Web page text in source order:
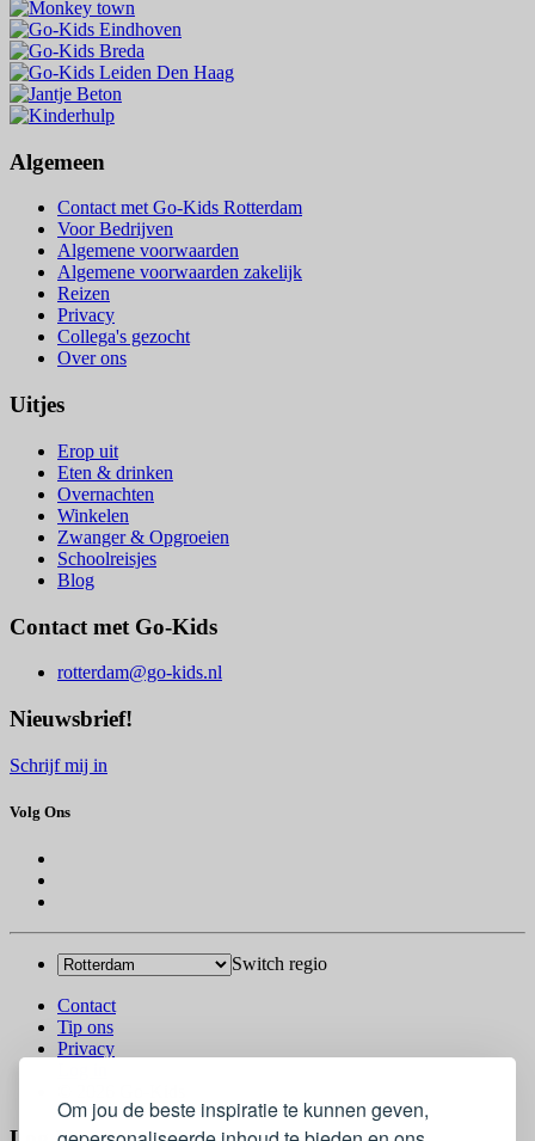
Om jou de beste inspiratie te kunnen geven,
Algemeen
Contact met Go-Kids Rotterdam
Voor Bedrijven
Algemene voorwaarden
Algemene voorwaarden zakelijk
Reizen
Privacy
Collega's gezocht
Over ons
Uitjes
Erop uit
Eten & drinken
Overnachten
Winkelen
Zwanger & Opgroeien
Schoolreisjes
Blog
Contact met Go-Kids
rotterdam@go-kids.nl
Nieuwsbrief!
Schrijf mij in
Volg Ons
Switch regio
Contact
Tip ons
Privacy